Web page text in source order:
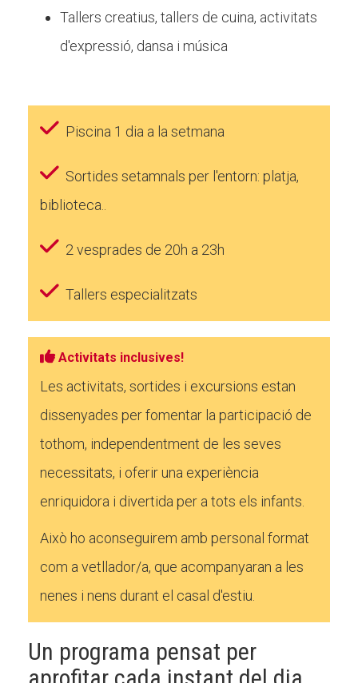
Tallers creatius, tallers de cuina, activitats
d'expressió, dansa i música
Piscina 1 dia a la setmana
Sortides setamnals per l'entorn: platja,
biblioteca..
2 vesprades de 20h a 23h
Tallers especialitzats
Activitats inclusives!
Les activitats, sortides i excursions estan
dissenyades per fomentar la participació de
tothom, independentment de les seves
necessitats, i oferir una experiència
enriquidora i divertida per a tots els infants.
Això ho aconseguirem amb personal format
com a vetllador/a, que acompanyaran a les
nenes i nens durant el casal d'estiu.
Un programa pensat per